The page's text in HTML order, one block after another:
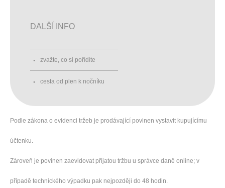
DALŠÍ INFO
zvažte, co si pořídíte
cesta od plen k nočníku
Podle zákona o evidenci tržeb je prodávající povinen vystavit kupujícímu
účtenku.
Zároveň je povinen zaevidovat přijatou tržbu u správce daně online; v
případě technického výpadku pak nejpozději do 48 hodin.